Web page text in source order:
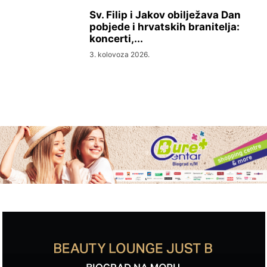
Sv. Filip i Jakov obilježava Dan
pobjede i hrvatskih branitelja:
koncerti,...
3. kolovoza 2026.